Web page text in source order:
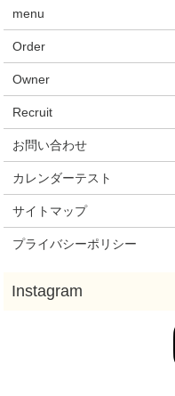
menu
Order
Owner
Recruit
お問い合わせ
カレンダーテスト
サイトマップ
プライバシーポリシー